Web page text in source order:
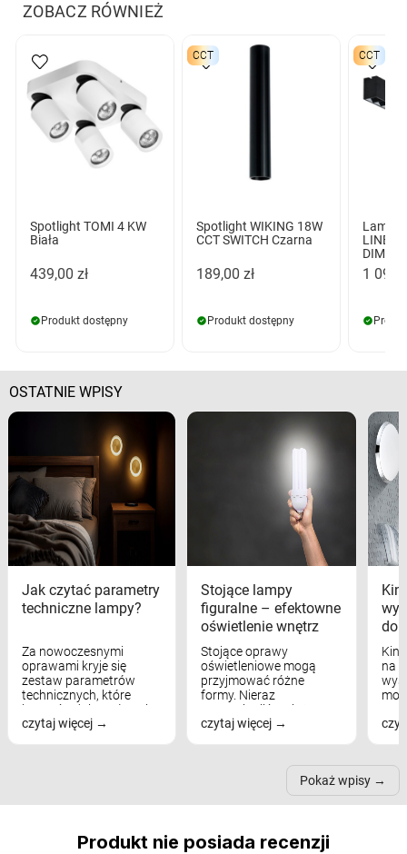
ZOBACZ RÓWNIEŻ
Spotlight TOMI 4 KW
Biała
439,00 zł
Produkt dostępny
CCT
Spotlight WIKING 18W
CCT SWITCH Czarna
189,00 zł
Produkt dostępny
CCT
Lampa
DIMM
1
OSTATNIE WPISY
Jak czytać parametry
techniczne lampy?
Za nowoczesnymi
oprawami kryje się
zestaw parametrów
technicznych, które
bezpośrednio wpływają
na komfort widzenia,
czytaj więcej
Stojące lampy
figuralne – efektowne
oświetlenie wnętrz
Stojące oprawy
oświetleniowe mogą
przyjmować różne
formy. Nieraz
wspominaliśmy już
modele na łukowych
nich może przydać się w
czytaj więcej
na
Pokaż wpisy
Produkt nie posiada recenzji